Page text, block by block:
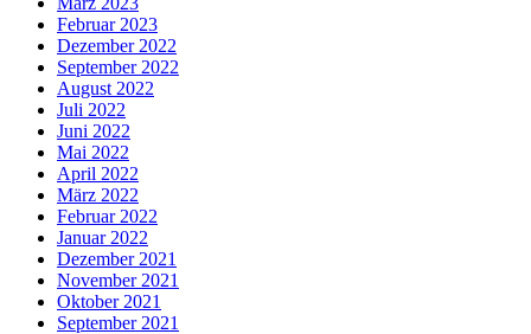
Februar 2023
Dezember 2022
September 2022
August 2022
Juli 2022
Juni 2022
Mai 2022
April 2022
März 2022
Februar 2022
Januar 2022
Dezember 2021
November 2021
Oktober 2021
September 2021